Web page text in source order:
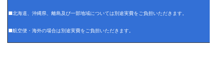
■北海道、沖縄県、離島及び一部地域については別途実費をご負担いただきます。
■航空便・海外の場合は別途実費をご負担いただきます。